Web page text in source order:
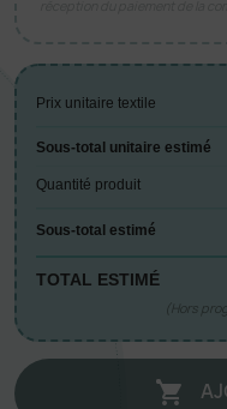
Prix unitaire textile
Sous-total unitaire estimé
Quantité produit
Sous-total estimé
TOTAL ESTIMÉ
(Hors
